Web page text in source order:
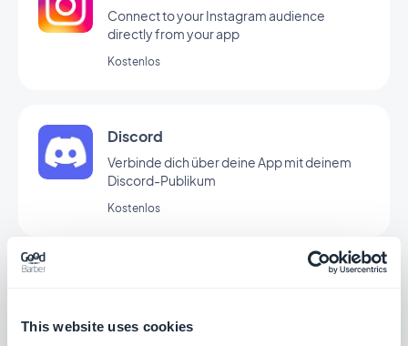
This website uses cookies
Connect to your Instagram audience
directly from your app
Kostenlos
Discord
Verbinde dich über deine App mit deinem
Discord-Publikum
Kostenlos
Kundenerlebnis